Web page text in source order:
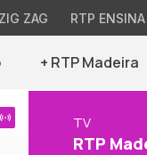
ZAG RTP ENSINA
+ RTP Madeira
TV
RTP